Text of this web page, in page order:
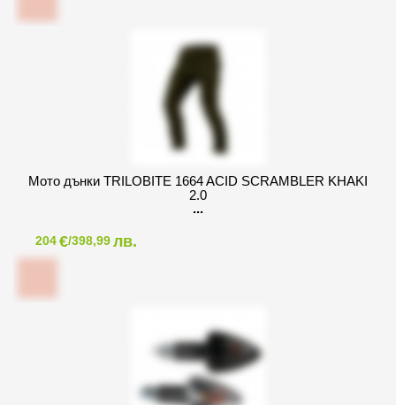
Мото дънки TRILOBITE 1664 ACID SCRAMBLER KHAKI
2.0
204€/398,99лв.